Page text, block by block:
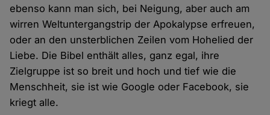
ebenso kann man sich, bei Neigung, aber auch am
wirren Weltuntergangstrip der Apokalypse erfreuen,
oder an den unsterblichen Zeilen vom Hohelied der
Liebe. Die Bibel enthält alles, ganz egal, ihre
Zielgruppe ist so breit und hoch und tief wie die
Menschheit, sie ist wie Google oder Facebook, sie
kriegt alle.